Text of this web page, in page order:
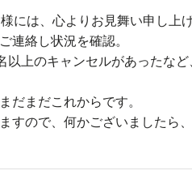
には、心よりお見舞い申し上げ
連絡し状況を確認。
上のキャンセルがあったな
だまだこれからです。
すので、何かございましたら